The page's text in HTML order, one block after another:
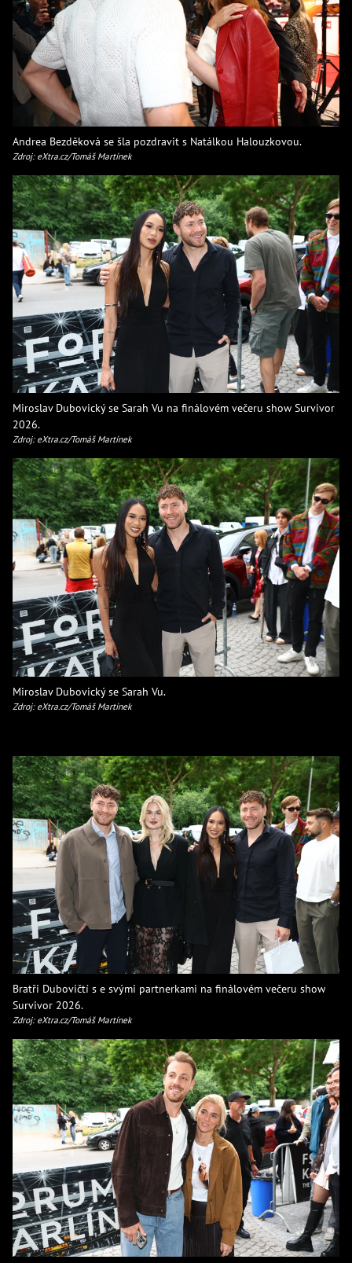
Andrea Bezděková se šla pozdravit s Natálkou Halouzkovou.
Zdroj: eXtra.cz/Tomáš Martínek
Miroslav Dubovický se Sarah Vu na finálovém večeru show Survivor
2026.
Zdroj: eXtra.cz/Tomáš Martínek
Miroslav Dubovický se Sarah Vu.
Zdroj: eXtra.cz/Tomáš Martínek
Bratři Dubovičtí s e svými partnerkami na finálovém večeru show
Survivor 2026.
Zdroj: eXtra.cz/Tomáš Martínek